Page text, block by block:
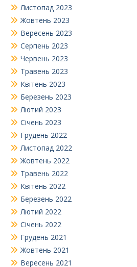
Листопад 2023
Жовтень 2023
Вересень 2023
Серпень 2023
Червень 2023
Травень 2023
Квітень 2023
Березень 2023
Лютий 2023
Січень 2023
Грудень 2022
Листопад 2022
Жовтень 2022
Травень 2022
Квітень 2022
Березень 2022
Лютий 2022
Січень 2022
Грудень 2021
Жовтень 2021
Вересень 2021